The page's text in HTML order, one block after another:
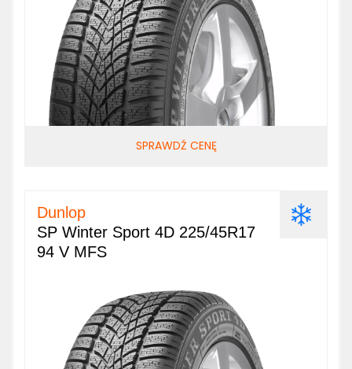
SPRAWDŹ CENĘ
Dunlop
SP Winter Sport 4D 225/45R17
94 V MFS